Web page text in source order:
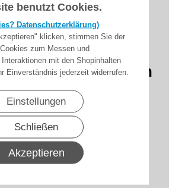
benutzt Cookies.
Datenschutzerklärung)
klicken, stimmen Sie der
zum Messen und
mit den Shopinhalten
Einverständnis jederzeit widerrufen.
Einstellungen
Schließen
Akzeptieren
2,0 m lang,
adrig, mit
2. Seite 60mm
mit Aderendhülsen
lang, weiß, H05VV3-adrig, mit Schuko-
mit Aderendhülsen
x Netzkabel 3-adrig